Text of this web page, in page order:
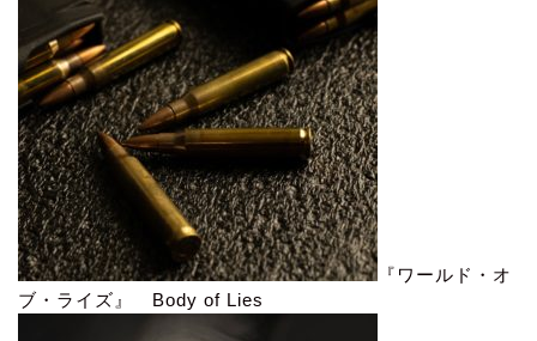
『ワールド・オ
ブ・ライズ』 Body of Lies